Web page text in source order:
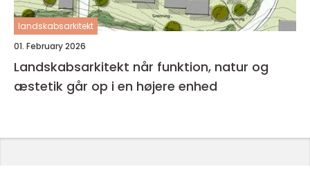
landskabsarkitekt
01. February 2026
Landskabsarkitekt når funktion, natur og
æstetik går op i en højere enhed